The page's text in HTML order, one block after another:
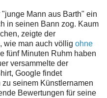
Mann aus Barth" ein
in seinen Bann zog. Kaum
zeigte der
wie man auch völlig ohne
fünf Minuten Ruhm haben
versammelte der
Google findet
seinem Künstlernamen
Bewertungen für seine